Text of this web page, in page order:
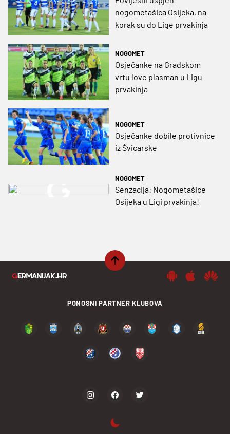
nogometašica Osijeka, na
korak su do Lige prvakinja
NOGOMET
Osječanke na Gradskom
vrtu love plasman u Ligu
prvakinja
NOGOMET
Osječanke dobile protivnice
iz Švicarske
NOGOMET
Senzacija: Nogometašice
Osijeka u Ligi prvakinja!
PONOSNI PARTNER KLUBOVA